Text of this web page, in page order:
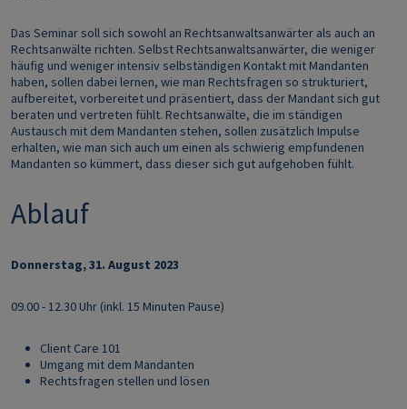
Das Seminar soll sich sowohl an Rechtsanwaltsanwärter als auch an
Rechtsanwälte richten. Selbst Rechtsanwaltsanwärter, die weniger
häufig und weniger intensiv selbständigen Kontakt mit Mandanten
haben, sollen dabei lernen, wie man Rechtsfragen so strukturiert,
aufbereitet, vorbereitet und präsentiert, dass der Mandant sich gut
beraten und vertreten fühlt. Rechtsanwälte, die im ständigen
Austausch mit dem Mandanten stehen, sollen zusätzlich Impulse
erhalten, wie man sich auch um einen als schwierig empfundenen
Mandanten so kümmert, dass dieser sich gut aufgehoben fühlt.
Ablauf
Donnerstag, 31. August 2023
09.00 - 12.30 Uhr (inkl. 15 Minuten Pause)
Client Care 101
Umgang mit dem Mandanten
Rechtsfragen stellen und lösen